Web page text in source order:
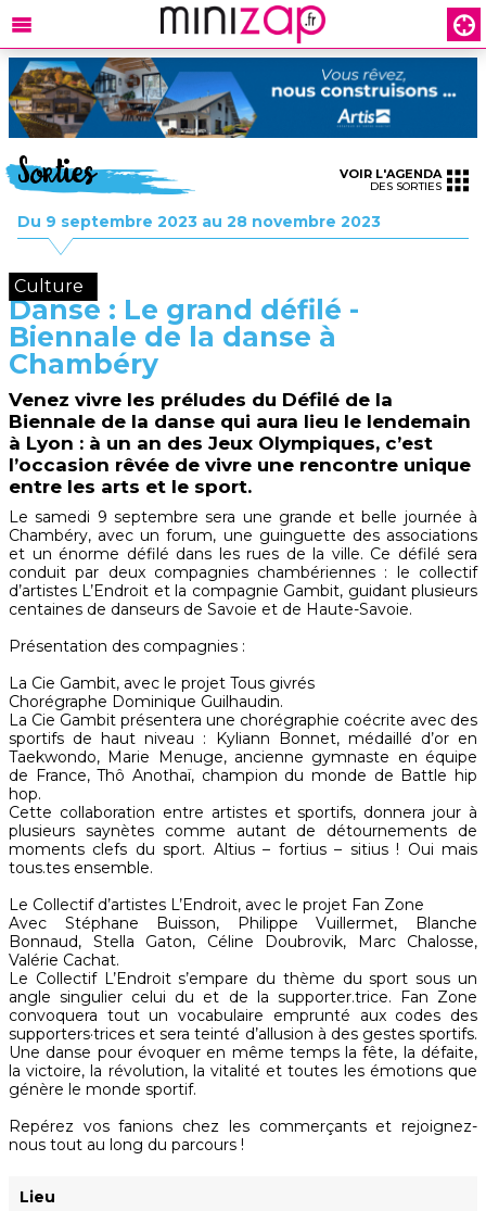
Sorties
Du 9 septembre 2023 au 28 novembre 2023
VOIR L'AGENDA
DES SORTIES
Culture
Danse : Le grand défilé -
Biennale de la danse à
Chambéry
Venez vivre les préludes du Défilé de la
Biennale de la danse qui aura lieu le lendemain
à Lyon : à un an des Jeux Olympiques, c’est
l’occasion rêvée de vivre une rencontre unique
entre les arts et le sport.
Le samedi 9 septembre sera une grande et belle journée à
Chambéry, avec un forum, une guinguette des associations
et un énorme défilé dans les rues de la ville. Ce défilé sera
conduit par deux compagnies chambériennes : le collectif
d’artistes L’Endroit et la compagnie Gambit, guidant plusieurs
centaines de danseurs de Savoie et de Haute-Savoie.
Présentation des compagnies :
La Cie Gambit, avec le projet Tous givrés
Chorégraphe Dominique Guilhaudin.
La Cie Gambit présentera une chorégraphie coécrite avec des
sportifs de haut niveau : Kyliann Bonnet, médaillé d’or en
Taekwondo, Marie Menuge, ancienne gymnaste en équipe
de France, Thô Anothaï, champion du monde de Battle hip
hop.
Cette collaboration entre artistes et sportifs, donnera jour à
plusieurs saynètes comme autant de détournements de
moments clefs du sport. Altius – fortius – sitius ! Oui mais
tous.tes ensemble.
Le Collectif d’artistes L’Endroit, avec le projet Fan Zone
Avec Stéphane Buisson, Philippe Vuillermet, Blanche
Bonnaud, Stella Gaton, Céline Doubrovik, Marc Chalosse,
Valérie Cachat.
Le Collectif L’Endroit s’empare du thème du sport sous un
angle singulier celui du et de la supporter.trice. Fan Zone
convoquera tout un vocabulaire emprunté aux codes des
supporters·trices et sera teinté d’allusion à des gestes sportifs.
Une danse pour évoquer en même temps la fête, la défaite,
la victoire, la révolution, la vitalité et toutes les émotions que
génère le monde sportif.
Repérez vos fanions chez les commerçants et rejoignez-
nous tout au long du parcours !
Lieu